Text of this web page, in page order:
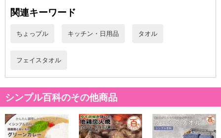
＜サイズ＞
34×80cm
注意事項
必ずご確認ください。
関連キーワード
ちょっプル キッチン・日用品 タオル
フェイスタオル
シンプル百科のその他商品